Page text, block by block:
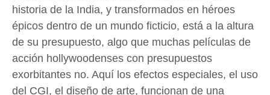
historia de la India, y transformados en héroes
épicos dentro de un mundo ficticio, está a la altura
de su presupuesto, algo que muchas películas de
acción hollywoodenses con presupuestos
exorbitantes no. Aquí los efectos especiales, el uso
del CGI, el diseño de arte, funcionan de una